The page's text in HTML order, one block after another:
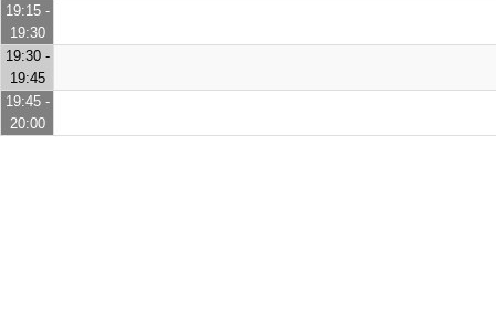
19:15 -
19:30
19:30 -
19:45
19:45 -
20:00